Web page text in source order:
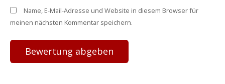
Name, E-Mail-Adresse und Website in diesem Browser für
meinen nächsten Kommentar speichern.